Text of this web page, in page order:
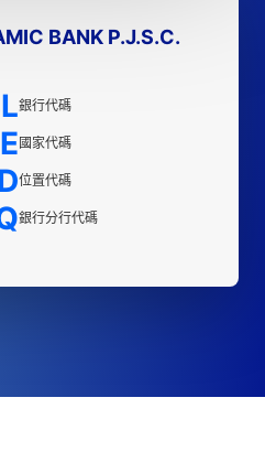
BANK P.J.S.C.
銀行代碼
國家代碼
位置代碼
銀行分行代碼